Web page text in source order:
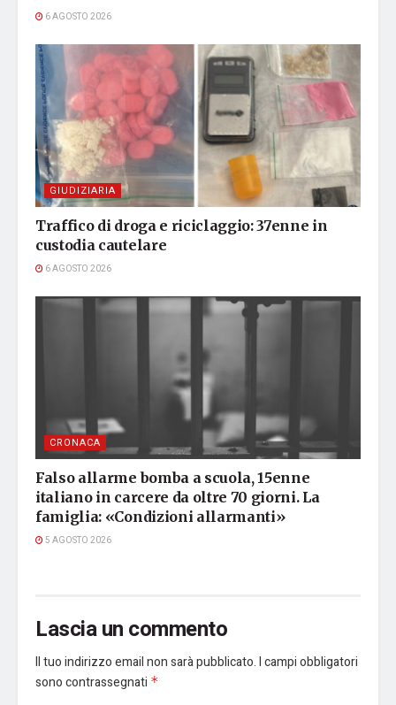
6 AGOSTO 2026
GIUDIZIARIA
Traffico di droga e riciclaggio: 37enne in
custodia cautelare
6 AGOSTO 2026
CRONACA
Falso allarme bomba a scuola, 15enne
italiano in carcere da oltre 70 giorni. La
famiglia: «Condizioni allarmanti»
5 AGOSTO 2026
Lascia un commento
Il tuo indirizzo email non sarà pubblicato.I campi obbligatori
sono contrassegnati *